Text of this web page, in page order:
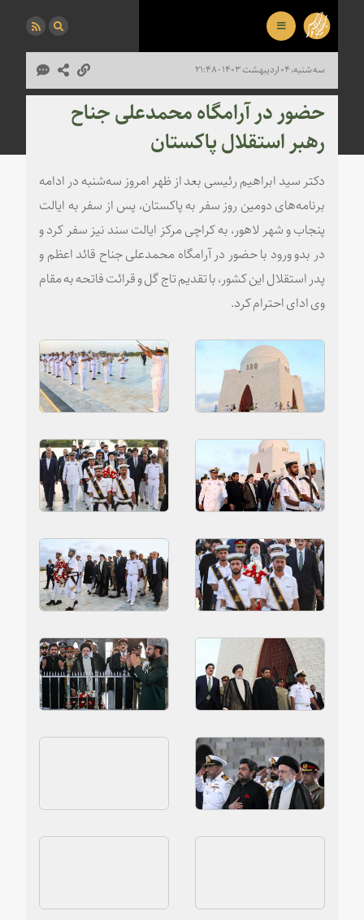
سه شنبه، ۰۴ اردیبهشت ۱۴۰۳ - ۲۱:۴۸
حضور در آرامگاه محمدعلی جناح
رهبر استقلال پاکستان
دکتر سید ابراهیم رئیسی بعد از ظهر امروز سه‌شنبه در ادامه
برنامه‌های دومین روز سفر به پاکستان، پس از سفر به ایالت
پنجاب و شهر لاهور، به کراچی مرکز ایالت سند نیز سفر کرد و
در بدو ورود با حضور در آرامگاه محمدعلی جناح قائد اعظم و
پدر استقلال این کشور، با تقدیم تاج گل و قرائت فاتحه به مقام
وی ادای احترام کرد.